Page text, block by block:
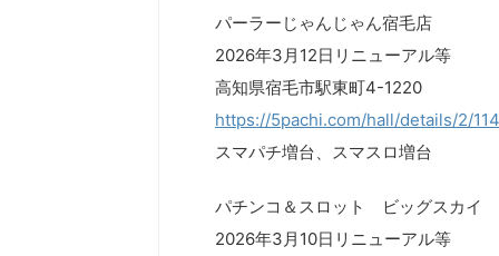
パーラーじゃんじゃん宿毛店
2026年3月12日リニューアル等
高知県宿毛市駅東町4-1220
https://5pachi.com/hall/details/2/
スマパチ増台、スマスロ増台
パチンコ＆スロット ビッグスカイ
2026年3月10日リニューアル等